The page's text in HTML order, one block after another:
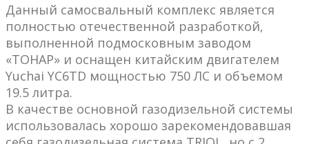
Данный самосвальный комплекс является
полностью отечественной разработкой,
выполненной подмосковным заводом
«ТОНАР» и оснащен китайским двигателем
Yuchai YC6TD мощностью 750 ЛС и объемом
19.5 литра.
В качестве основной газодизельной системы
использовалась хорошо зарекомендовавшая